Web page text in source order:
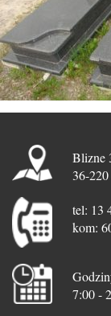
Blizne
36-
tel: 13
kom:
7:00 -